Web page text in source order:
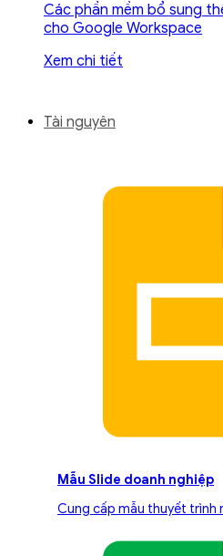
Các phần mềm bổ sung
cho Google Workspace
Xem chi tiết
Tài nguyên
Mẫu Slide doanh nghiệp
Cung cấp mẫu thuyết trình